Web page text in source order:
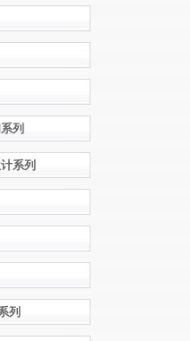
列
系列
列